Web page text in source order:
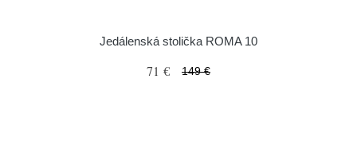
Jedálenská stolička ROMA 10
71 € 149 €